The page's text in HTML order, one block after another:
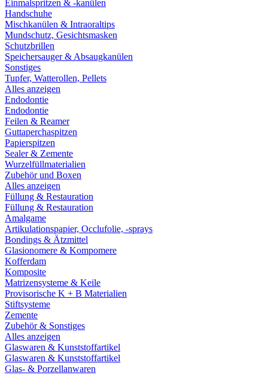
Einmalspritzen & -kanülen
Handschuhe
Mischkanülen & Intraoraltips
Mundschutz, Gesichtsmasken
Schutzbrillen
Speichersauger & Absaugkanülen
Sonstiges
Tupfer, Watterollen, Pellets
Alles anzeigen
Endodontie
Endodontie
Feilen & Reamer
Guttaperchaspitzen
Papierspitzen
Sealer & Zemente
Wurzelfüllmaterialien
Zubehör und Boxen
Alles anzeigen
Füllung & Restauration
Füllung & Restauration
Amalgame
Artikulationspapier, Occlufolie, -sprays
Bondings & Ätzmittel
Glasionomere & Kompomere
Kofferdam
Komposite
Matrizensysteme & Keile
Provisorische K + B Materialien
Stiftsysteme
Zemente
Zubehör & Sonstiges
Alles anzeigen
Glaswaren & Kunststoffartikel
Glaswaren & Kunststoffartikel
Glas- & Porzellanwaren